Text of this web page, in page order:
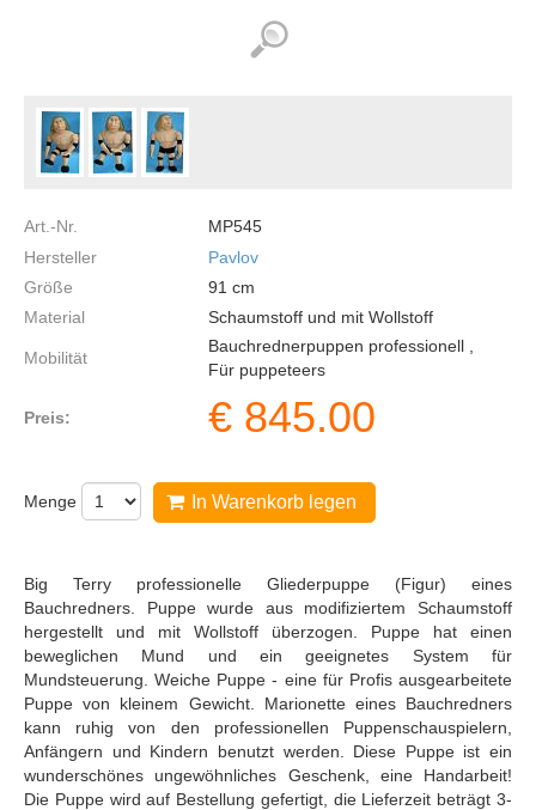
Art.-Nr.
MP545
Hersteller
Pavlov
Größe
91 cm
Material
Schaumstoff und mit Wollstoff
Mobilität
Bauchrednerpuppen professionell ,
Für puppeteers
Preis: € 845.00
Menge In Warenkorb legen
Big Terry professionelle Gliederpuppe (Figur) eines
Bauchredners. Puppe wurde aus modifiziertem Schaumstoff
hergestellt und mit Wollstoff überzogen. Puppe hat einen
beweglichen Mund und ein geeignetes System für
Mundsteuerung. Weiche Puppe - eine für Profis ausgearbeitete
Puppe von kleinem Gewicht. Marionette eines Bauchredners
kann ruhig von den professionellen Puppenschauspielern,
Anfängern und Kindern benutzt werden. Diese Puppe ist ein
wunderschönes ungewöhnliches Geschenk, eine Handarbeit!
Die Puppe wird auf Bestellung gefertigt, die Lieferzeit beträgt 3-